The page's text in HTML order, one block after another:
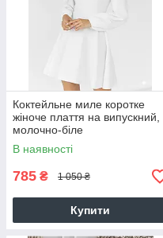
Коктейльне миле коротке
жіноче плаття на випускний,
молочно-біле
В наявності
785 ₴ 1 050 ₴
Купити